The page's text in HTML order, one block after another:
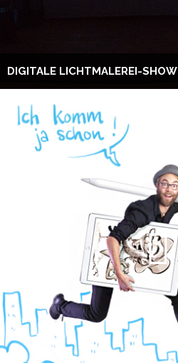
DIGITALE LICHTMALEREI-SHOW